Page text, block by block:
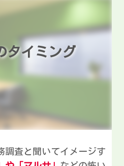
タイミング
調査と聞いてイメージす